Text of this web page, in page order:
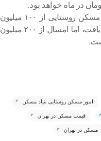
برپایه این گزارش، سال گذشته وام مسکن روستایی از ۱۰۰ میلیون
تومان به ۲۰۰ میلیون تومان افزایش یافت، اما امسال از ۲۰۰ میلیون
امور مسکن روستایی بنیاد مسکن
قیمت مسکن در تهران
مسکن در تهران